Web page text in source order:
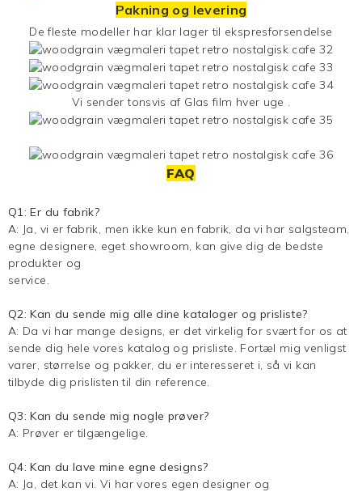
Pakning og levering
De fleste modeller har klar lager til ekspresforsendelse
Vi sender tonsvis af Glas film hver uge .
FAQ
Q1: Er du fabrik?
A: Ja, vi er fabrik, men ikke kun en fabrik, da vi har salgsteam,
egne designere, eget showroom, kan give dig de bedste
produkter og
service.
Q2: Kan du sende mig alle dine kataloger og prisliste?
A: Da vi har mange designs, er det virkelig for svært for os at
sende dig hele vores katalog og prisliste. Fortæl mig venligst
varer, størrelse og pakker, du er interesseret i, så vi kan
tilbyde dig prislisten til din reference.
Q3: Kan du sende mig nogle prøver?
A: Prøver er tilgængelige.
Q4: Kan du lave mine egne designs?
A: Ja, det kan vi. Vi har vores egen designer og